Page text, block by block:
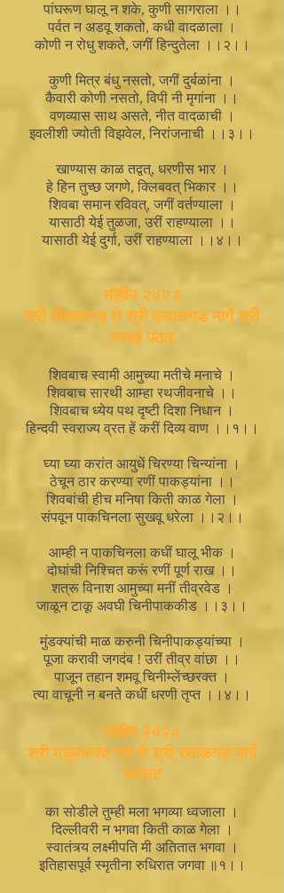
पांघरूण घालू न शके, कुणी सागराला ।।
पर्वत न अडवू शकतो, कधी वादळाला ।
कोणी न रोधु शकते, जगीं हिन्दुतेला ।।२।।
कुणी मित्र बंधु नसतो, जगीं दुर्बळांना ।
कैवारी कोणी नसतो, विपी नी मृगांना ।।
वणव्यास साथ असते, नीत वादळाची ।
इवलीशी ज्योती विझवेल, निरांजनाची ।।३।।
खाण्यास काळ तद्वत्, धरणीस भार ।
हे हिन तुच्छ जगणे, क्लिबवत् भिकार ।।
शिवबा समान रविवत्, जगीं वर्तण्याला ।
यासाठी येई तुळजा, उरीं राहण्याला ।।
यासाठी येई दुर्गा, उरीं राहण्याला ।।४।।
मोहीम २०२२
श्री विशाळगड ते श्री पन्हाळगड मार्गे श्री
मसाई पठार
शिवबाच स्वामी आमुच्या मतीचे मनाचे ।
शिवबाच सारथी आम्हा रथजीवनाचे ।।
शिवबाच ध्येय पथ दृष्टी दिशा निधान ।
हिन्दवी स्वराज्य व्रत हें करीं दिव्य वाण ।।१।।
घ्या घ्या करांत आयुधें चिरण्या चिन्यांना ।
ठेचून ठार करण्या रणीं पाकड्यांना ।।
शिवबांची हीच मनिषा किती काळ गेला ।
संपवून पाकचिनला सुखवू धरेला ।।२।।
आम्ही न पाकचिनला कधीं घालू भीक ।
दोघांची निश्चित करूं रणीं पूर्ण राख ।।
शत्रू विनाश आमुच्या मनीं तीव्रवेड ।
जाळून टाकू अवघी चिनीपाककीड ।।३।।
मुंडक्यांची माळ करुनी चिनीपाकड्यांच्या ।
पूजा करावी जगदंब ! उरीं तीव्र वांछा ।।
पाजून तहान शमवू चिनीम्लेंच्छरक्त ।
त्या वाचूनी न बनते कधीं धरणी तृप्त ।।४।।
मोहीम २०२०
श्री मधुमकरंद गड ते श्री रसाळगड मार्गे
कांदाट
का सोडीले तुम्ही मला भगव्या ध्वजाला ।
दिल्लीवरी न भगवा किती काळ गेला ।
स्वातंत्र्य लक्ष्मीपति मी अतितात भगवा ।
इतिहासपूर्व स्मृतीना रुधिरात जगवा ॥१।।